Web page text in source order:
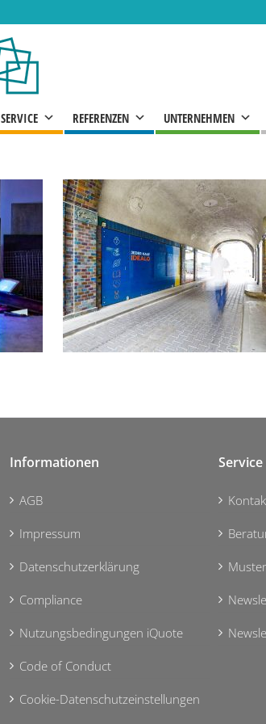
SERVICE REFERENZEN UNTERNEHMEN
Informationen
AGB
Impressum
Datenschutzerklärung
Compliance
Nutzungsbedingungen iQuote
Code of Conduct
Cookie-Datenschutzeinstellungen